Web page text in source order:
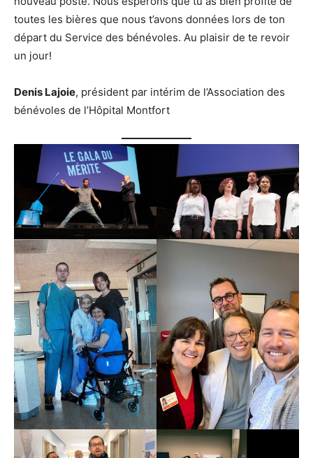
toutes les bières que nous t’avons données lors de ton
départ du Service des bénévoles. Au plaisir de te revoir
un jour!
Denis Lajoie, président par intérim de l’Association des
bénévoles de l’Hôpital Montfort